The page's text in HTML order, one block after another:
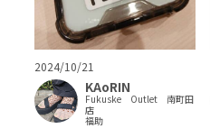
2024/10/21
KAoRIN
Fukuske Outlet 南町田
店
福助